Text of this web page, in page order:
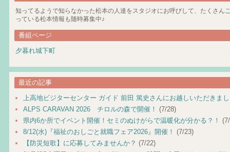
知ってるようで知らなかった松本の人達をスタジオにお呼びして、たくさん
っている松本情報も随時募集中♪
番組ページ
夕暮れ城下町
最近の記事
上高地ビジターセンター ガイド 前田 篤史さんにお越しいただきま
ALPS CARAVAN 2026 チロルの森で開催！ (7/28)
県内6か所でイベント開催！セミのぬけがらで温暖化が分かる？！
8/12(水)『福祉のおしごと就職フェア2026』開催！ (7/23)
【防災短歌】に応募してみませんか？ (7/22)